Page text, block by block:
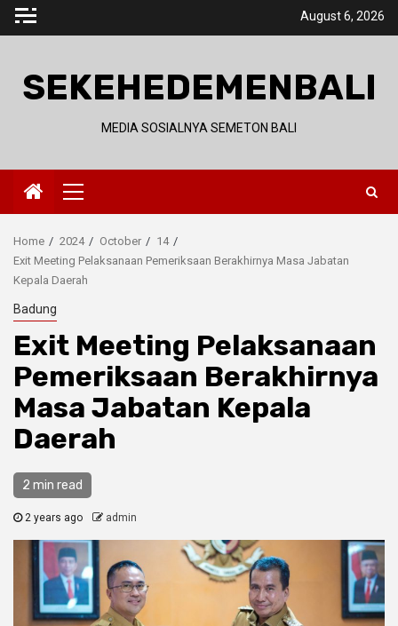
Skip
August 6, 2026
SEKEHEDEMENBALI
MEDIA SOSIALNYA SEMETON BALI
Primary
Menu
Home 2024 October
14
Exit Meeting Pelaksanaan Pemeriksaan Berakhirnya Masa Jabatan
Kepala Daerah
Badung
Exit Meeting Pelaksanaan
Pemeriksaan Berakhirnya
Masa Jabatan Kepala
Daerah
2 min read
2 years ago admin